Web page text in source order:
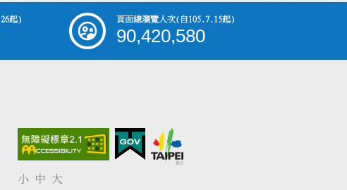
起) 頁面總瀏覽人次(自105.7.15起)
90,420,580
小 中 大